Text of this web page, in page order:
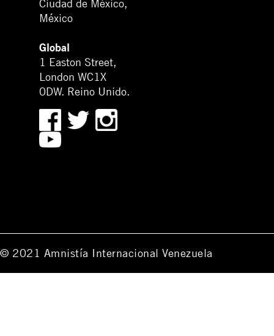
Ciudad de México,
México
Global
1 Easton Street,
London WC1X
0DW. Reino Unido.
© 2021 Amnistía Internacional Venezuela